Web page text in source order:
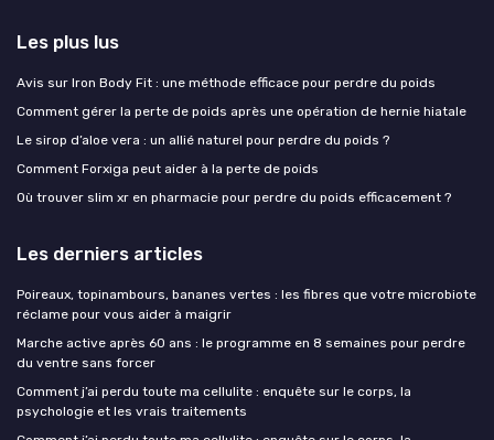
Les plus lus
Avis sur Iron Body Fit : une méthode efficace pour perdre du poids
Comment gérer la perte de poids après une opération de hernie hiatale
Le sirop d’aloe vera : un allié naturel pour perdre du poids ?
Comment Forxiga peut aider à la perte de poids
Où trouver slim xr en pharmacie pour perdre du poids efficacement ?
Les derniers articles
Poireaux, topinambours, bananes vertes : les fibres que votre microbiote
réclame pour vous aider à maigrir
Marche active après 60 ans : le programme en 8 semaines pour perdre
du ventre sans forcer
Comment j’ai perdu toute ma cellulite : enquête sur le corps, la
psychologie et les vrais traitements